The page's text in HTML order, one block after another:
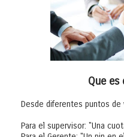
Que es
Desde diferentes puntos
Para el supervisor: "Una